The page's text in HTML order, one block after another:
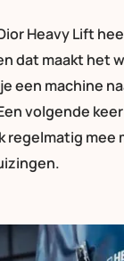
Heavy Lift
dat maakt het
een machine
volgende
regelmatig mee